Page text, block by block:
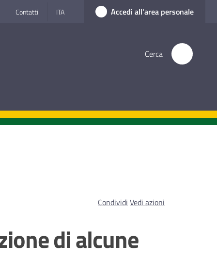
Contatti ITA Accedi all'area personale
Cerca
di alcune
Condividi Vedi azioni